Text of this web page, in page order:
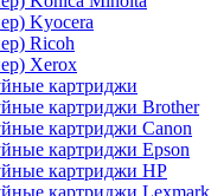
Kyocera
Ricoh
Xerox
картриджи
картриджи Brother
картриджи Canon
картриджи Epson
картриджи HP
картриджи Lexmark